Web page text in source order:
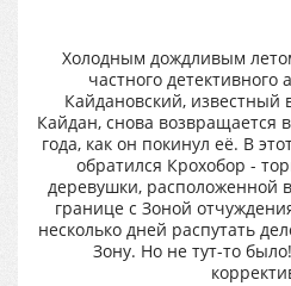
Холодным дождливым
частного детективного
Кайдановский, известный
Кайдан, снова возвращается
года, как он покинул её. В
обратился Крохобор -
деревушки, расположенной
границе с Зоной
несколько дней распутать
Зону. Но не тут-то